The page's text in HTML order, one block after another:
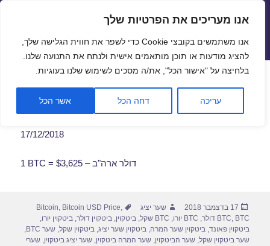
פתח
אנו מעריכים את הפרטיות שלך
אנו משתמשים בקובצי Cookie כדי לשפר את חווית הגלישה שלך,
להציג מודעות או תוכן מותאמים אישית ולנתח את התנועה שלנו.
בלחיצה על "אישור הכל", את/ה מסכים לשימוש שלנו בעוגיות.
עריכה דחה הכל אשר הכל
שערי חליפין יציגים – שער יציג
תפריטים
ווידג'טים
שער ביטקוין לתאריך 17/12/2018
17/12/2018
1 BTC = $3,625 – דולר ארה"ב
פורסם
בתאריך
17 בדצמבר 2018 מחבר
שער יציג תגיות Bitcoin, Bitcoin USD Price,
BTC, BTC דולר , BTC יורו , BTC שקל ,ביטקוין,ביטקוין דולר,ביטקוין יורו,
ביטקוין פאונד,ביטקוין שער המרה,ביטקוין שער יציג,ביטקוין שקל,שער BTC
,
שער ביטקוין שקל,שער הביטקוין,שער המרה ביטקוין,שער יציג ביטקוין,שערי